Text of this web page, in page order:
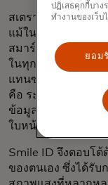
สเตราบและทีมวิศว
แม้ในสภาพแวดล้อ
สมาร์ทโฟนราคาปร
ในทุกตลาด การทด
แทนซาเนีย นำไปสู่
คือ ระบบจดจำใบห
ข้อมูลที่เน้นชาวยุโร
ใบหน้าของชาวแอฟ
Smile ID จึงตอบโ
ของตนเอง ซึ่งได้รั
ปฏิเสธคุกกี้บาง
ทำงานของเว็บ
ยอม